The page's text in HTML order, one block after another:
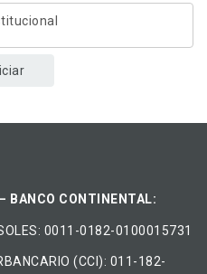
BANCO CONTINENTAL:
0011-0182-0100015731
(CCI): 011-182-